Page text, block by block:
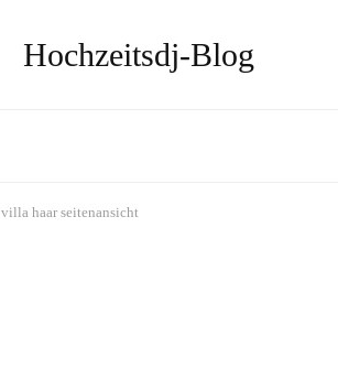
Hochzeitsdj-Blog
villa haar seitenansicht